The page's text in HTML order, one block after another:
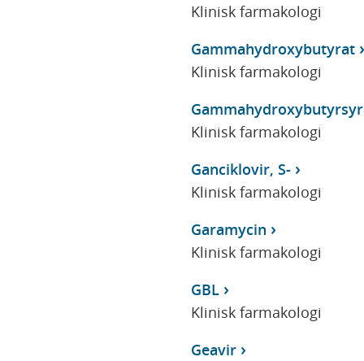
Klinisk farmakologi
Gammahydroxybutyrat
Klinisk farmakologi
Klinisk farmakologi
Ganciklovir, S-
Klinisk farmakologi
Garamycin
Klinisk farmakologi
GBL
Klinisk farmakologi
Geavir